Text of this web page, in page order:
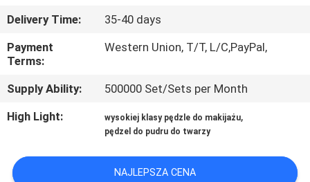
SITEMAP
PRIVACY
POLICY
Delivery Time:
35-40 days
Payment
Terms:
Western Union, T/T, L/C,PayPal,
Supply Ability:
500000 Set/Sets per Month
High Light:
wysokiej klasy pędzle do makijażu,
pędzel do pudru do twarzy
NAJLEPSZA CENA